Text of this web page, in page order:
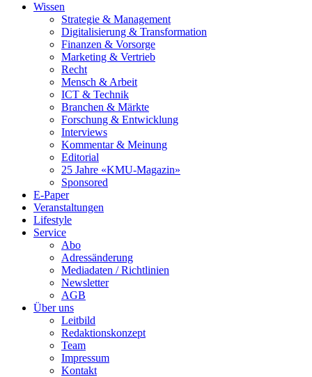
Wissen
Strategie & Management
Digitalisierung & Transformation
Finanzen & Vorsorge
Marketing & Vertrieb
Recht
Mensch & Arbeit
ICT & Technik
Branchen & Märkte
Forschung & Entwicklung
Interviews
Kommentar & Meinung
Editorial
25 Jahre «KMU-Magazin»
Sponsored
E-Paper
Veranstaltungen
Lifestyle
Service
Abo
Adressänderung
Mediadaten / Richtlinien
Newsletter
AGB
Über uns
Leitbild
Redaktionskonzept
Team
Impressum
Kontakt